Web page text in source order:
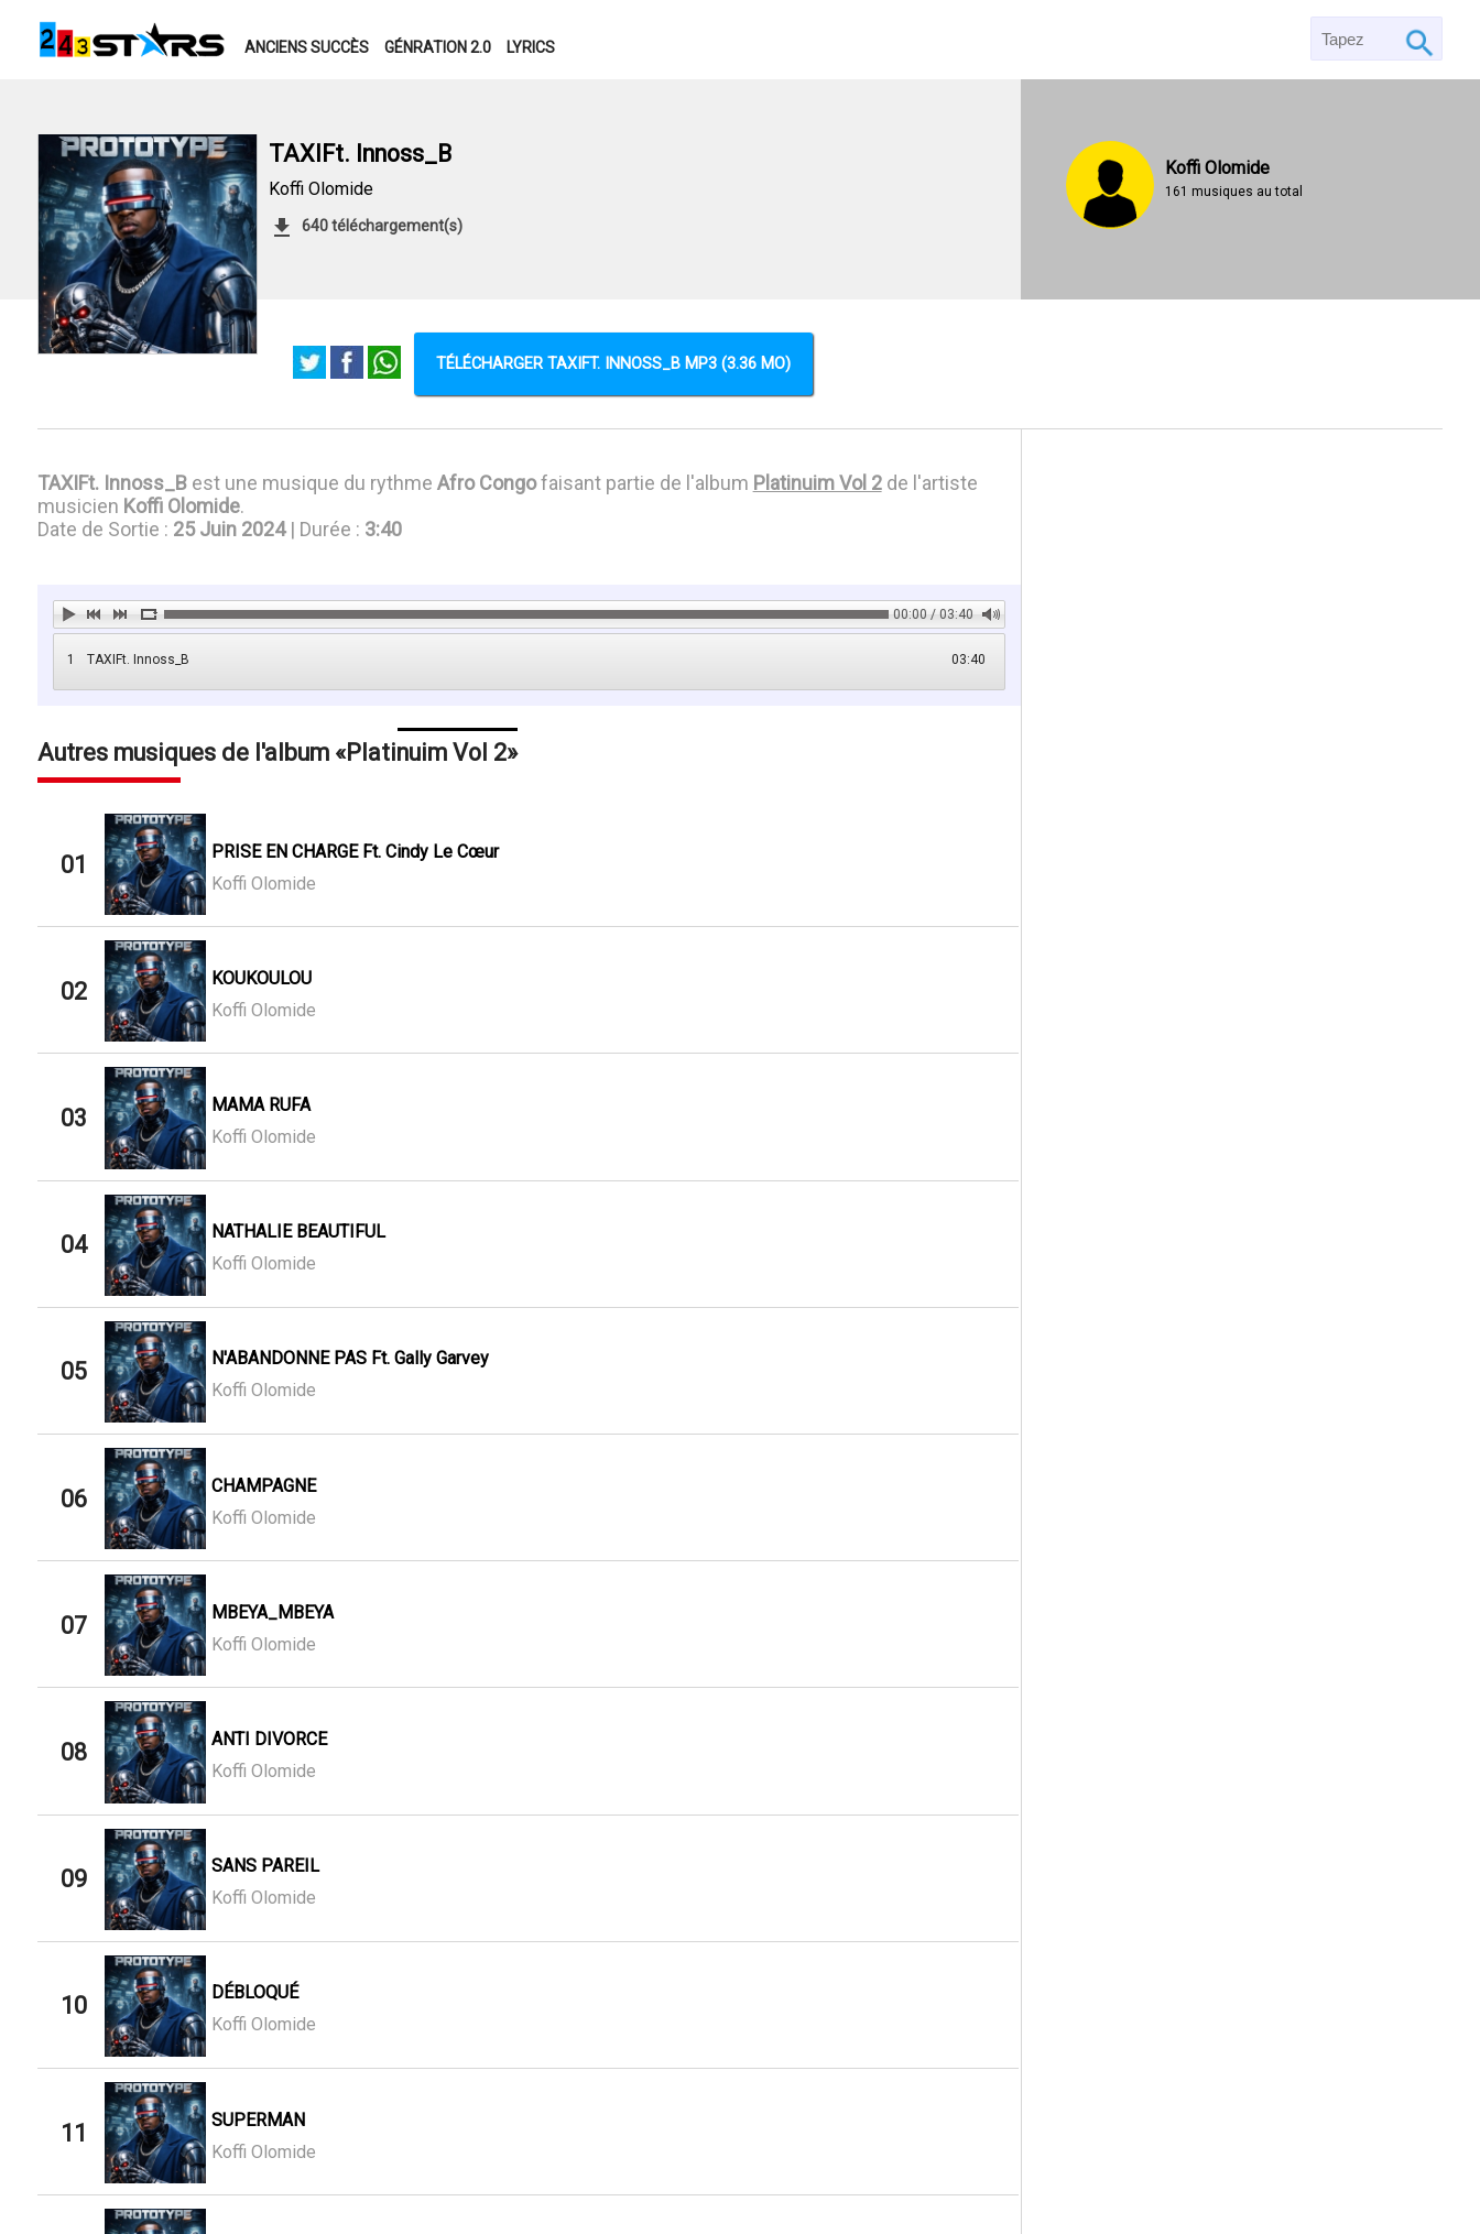
ANCIENS SUCCÈS GÉNRATION 2.0 LYRICS
TAXIFt. Innoss_B
Koffi Olomide
640 téléchargement(s)
Koffi Olomide
161 musiques au total
TÉLÉCHARGER TAXIFT. INNOSS_B MP3 (3.36 MO)
TAXIFt. Innoss_Best une musique du rythme Afro Congofaisant partie de l'album Platinuim Vol 2de l'artiste
musicien Koffi Olomide.
Date de Sortie : 25 Juin 2024| Durée : 3:40
00:00 / 03:40
1 03:40
TAXIFt. Innoss_B
Autres musiques de l'album Platinuim Vol 2
01
PRISE EN CHARGE Ft. Cindy Le Cœur
Koffi Olomide
02
KOUKOULOU
Koffi Olomide
03
MAMA RUFA
Koffi Olomide
04
NATHALIE BEAUTIFUL
Koffi Olomide
05
N'ABANDONNE PAS Ft. Gally Garvey
Koffi Olomide
06
CHAMPAGNE
Koffi Olomide
07
MBEYA_MBEYA
Koffi Olomide
08
ANTI DIVORCE
Koffi Olomide
09
SANS PAREIL
Koffi Olomide
10
DÉBLOQUÉ
Koffi Olomide
11
SUPERMAN
Koffi Olomide